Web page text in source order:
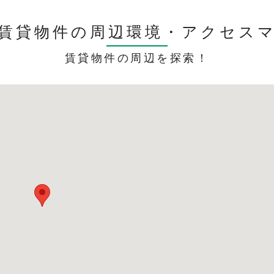
貸物件の周辺環境・ アクセス
賃貸物件の周辺を探索！